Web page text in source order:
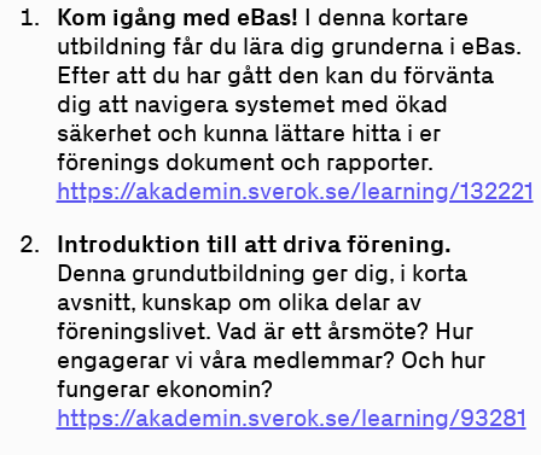
Kom igång med eBas! I denna kortare
utbildning får du lära dig grunderna i eBas.
Efter att du har gått den kan du förvänta
dig att navigera systemet med ökad
säkerhet och kunna lättare hitta i er
förenings dokument och rapporter.
https://akademin.sverok.se/learning/132221
Introduktion till att driva förening.
Denna grundutbildning ger dig, i korta
avsnitt, kunskap om olika delar av
föreningslivet. Vad är ett årsmöte? Hur
engagerar vi våra medlemmar? Och hur
fungerar ekonomin?
https://akademin.sverok.se/learning/93281